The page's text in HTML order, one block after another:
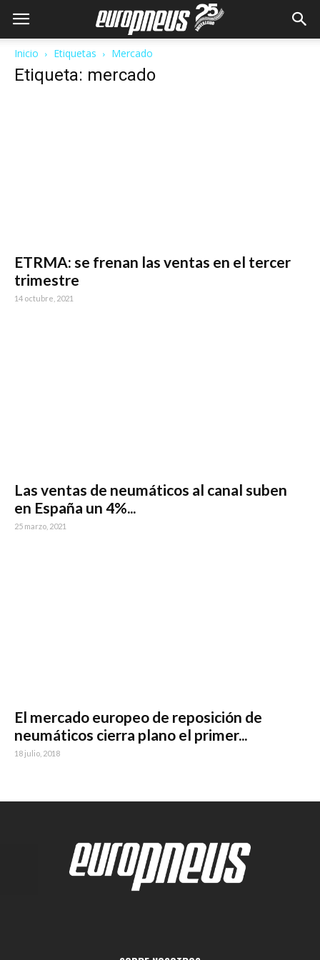
Inicio Etiquetas Mercado
Etiqueta: mercado
ETRMA: se frenan las ventas en el tercer
trimestre
14 octubre, 2021
Las ventas de neumáticos al canal suben
en España un 4%...
25 marzo, 2021
El mercado europeo de reposición de
neumáticos cierra plano el primer...
18 julio, 2018